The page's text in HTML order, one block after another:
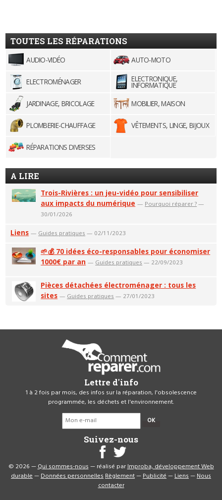
TOUTES LES RÉPARATIONS
AUDIO-VIDÉO AUTO-MOTO
ELECTROMÉNAGER ELECTRONIQUE,
INFORMATIQUE
JARDINAGE, BRICOLAGE
MOBILIER, MAISON
PLOMBERIE-CHAUFFAGE VÊTEMENTS, LINGE, BIJOUX
RÉPARATIONS DIVERSES
A LIRE
Trois-Rivières : un jeu-vidéo pour sensibiliser
aux impacts du numérique — Pourquoi réparer ? —
30/01/2026
Liens — Guides pratiques — 02/11/2023
🌱💰 70 idées éco-responsables pour économiser
1000€ par an — Guides pratiques — 22/09/2023
Pièces détachées électroménager : tous les
sites — Guides pratiques — 27/01/2023
Lettre d'info
1 à 2 fois par mois, des infos sur la réparation, l'obsolescence
programmée, les déchets et l'environnement.
OK
Suivez-nous
© 2026 —Qui sommes-nous— réalisé parImproba, développement Web
durable—Données personnellesRèglement—Publicité—Liens—Nous
contacter